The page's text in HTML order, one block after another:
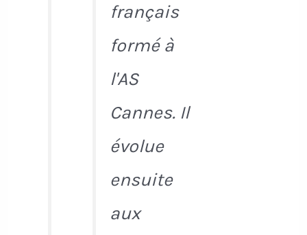
français
formé à
l'AS
Cannes. Il
évolue
ensuite
aux